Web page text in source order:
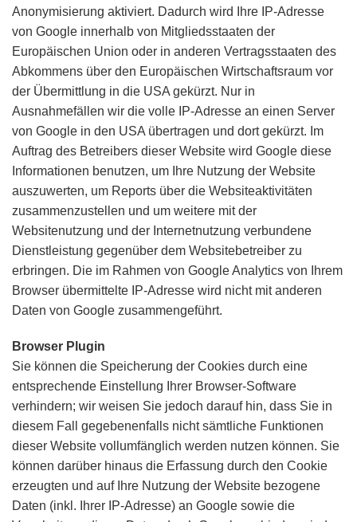
Anonymisierung aktiviert. Dadurch wird Ihre IP-Adresse
von Google innerhalb von Mitgliedsstaaten der
Europäischen Union oder in anderen Vertragsstaaten des
Abkommens über den Europäischen Wirtschaftsraum vor
der Übermittlung in die USA gekürzt. Nur in
Ausnahmefällen wir die volle IP-Adresse an einen Server
von Google in den USA übertragen und dort gekürzt. Im
Auftrag des Betreibers dieser Website wird Google diese
Informationen benutzen, um Ihre Nutzung der Website
auszuwerten, um Reports über die Websiteaktivitäten
zusammenzustellen und um weitere mit der
Websitenutzung und der Internetnutzung verbundene
Dienstleistung gegenüber dem Websitebetreiber zu
erbringen. Die im Rahmen von Google Analytics von Ihrem
Browser übermittelte IP-Adresse wird nicht mit anderen
Daten von Google zusammengeführt.
Browser Plugin
Sie können die Speicherung der Cookies durch eine
entsprechende Einstellung Ihrer Browser-Software
verhindern; wir weisen Sie jedoch darauf hin, dass Sie in
diesem Fall gegebenenfalls nicht sämtliche Funktionen
dieser Website vollumfänglich werden nutzen können. Sie
können darüber hinaus die Erfassung durch den Cookie
erzeugten und auf Ihre Nutzung der Website bezogene
Daten (inkl. Ihrer IP-Adresse) an Google sowie die